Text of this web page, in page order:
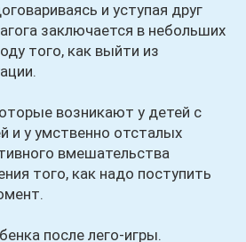
и уступая друг
заключается в небольших
того, как выйти из
возникают у детей с
и у умственно отсталых
вмешательства
того, как надо поступить
после лего-игры.